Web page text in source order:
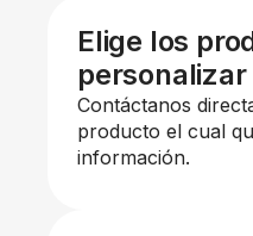
Elige los
personalizar
Contáctanos
producto el cual
información.